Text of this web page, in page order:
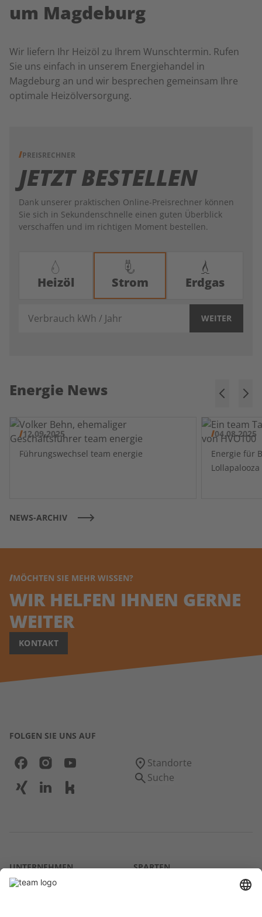
um Magdeburg
Wir liefern Ihr Heizöl zu Ihrem Wunschtermin. Rufen
Sie uns einfach in unserem Energiehandel in
Magdeburg an und wir besprechen gemeinsam Ihre
optimale Heizölversorgung.
PREISRECHNER
JETZT BESTELLEN
Dank unserer praktischen Online-Preisrechner können
Sie sich in Sekundenschnelle einen guten Überblick
verschaffen und im richtigen Moment bestellen.
Heizöl Strom Erdgas
WEITER
Energie News
12.09.2025
Führungswechsel team energie
04.08.2025
Energie für
NEWS-ARCHIV
MÖCHTEN SIE MEHR WISSEN?
WIR HELFEN IHNEN GERNE
WEITER
KONTAKT
FOLGEN SIE UNS AUF
Standorte
Suche
UNTERNEHMEN
Über uns
SPARTEN